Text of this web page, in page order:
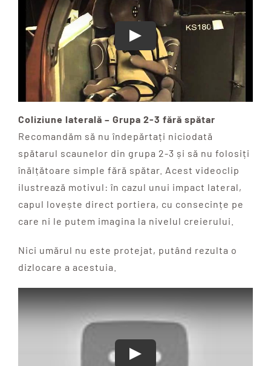
Coliziune laterală – Grupa 2-3 fără spătar
Recomandăm să nu îndepărtați niciodată
spătarul scaunelor din grupa 2-3 și să nu folosiți
înălțătoare simple fără spătar. Acest videoclip
ilustrează motivul: în cazul unui impact lateral,
capul lovește direct portiera, cu consecințe pe
care ni le putem imagina la nivelul creierului.
Nici umărul nu este protejat, putând rezulta o
dizlocare a acestuia.